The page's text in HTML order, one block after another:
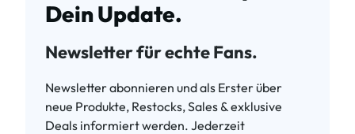
Dein Update.
Newsletter für echte Fans.
Newsletter abonnieren und als Erster über
neue Produkte, Restocks, Sales & exklusive
Deals informiert werden. Jederzeit